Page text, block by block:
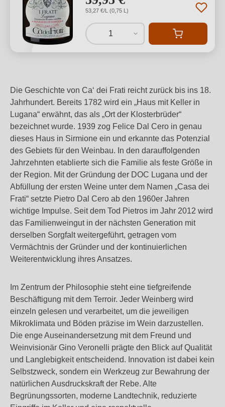
53,27 €/L (0,75 L)
1
Die Geschichte von Ca‘ dei Frati reicht zurück bis ins 18.
Jahrhundert. Bereits 1782 wird ein „Haus mit Keller in
Lugana“ erwähnt, das als „Ort der Klosterbrüder“
bezeichnet wurde. 1939 zog Felice Dal Cero in genau
dieses Haus in Sirmione ein und erkannte das Potenzial
des Gebiets für den Weinbau. In den darauffolgenden
Jahrzehnten etablierte sich die Familie als feste Größe in
der Region. Mit der Gründung der DOC Lugana und der
Abfüllung der ersten Weine unter dem Namen „Casa dei
Frati“ setzte Pietro Dal Cero ab den 1960er Jahren
wichtige Impulse. Seit dem Tod Pietros im Jahr 2012 wird
das Familienweingut in der nächsten Generation mit
derselben Sorgfalt weitergeführt, getragen vom
Vermächtnis der Gründer und der kontinuierlichen
Weiterentwicklung ihres Ansatzes.
Im Zentrum der Philosophie steht eine tiefgreifende
Beschäftigung mit dem Terroir. Jeder Weinberg wird
einzeln gelesen und verarbeitet, um die jeweiligen
Mikroklimata und Böden präzise im Wein darzustellen.
Die enge Auseinandersetzung mit dem Freund und
Weinvisionär Gino Veronelli prägte den Blick auf Qualität
und Langlebigkeit entscheidend. Innovation ist dabei kein
Selbstzweck, sondern ein Werkzeug zur Bewahrung der
natürlichen Ausdruckskraft der Rebe. Alte
Begrünungssorten, moderne Landtechnik, reduzierte